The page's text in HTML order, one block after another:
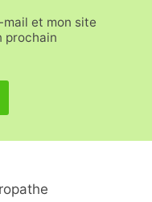
mail et mon site
prochain